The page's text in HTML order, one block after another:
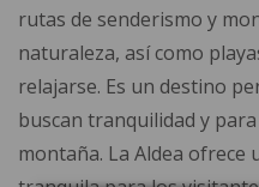
rutas de senderismo y
naturaleza, así como
relajarse. Es un destino
buscan tranquilidad y
montaña. La Aldea ofrece